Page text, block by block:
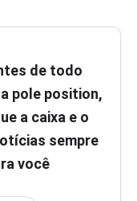
de todo
pole position,
a caixa e o
sempre
você